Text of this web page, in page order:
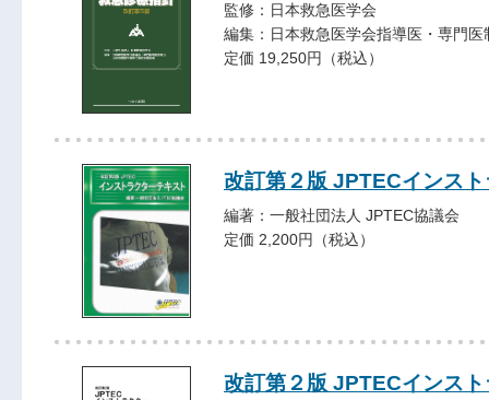
監修：日本救急医学会
編集：日本救急医学会指導医・専門医
定価 19,250円（税込）
改訂第２版 JPTECインス
編著：一般社団法人 JPTEC協議会
定価 2,200円（税込）
改訂第２版 JPTECインス